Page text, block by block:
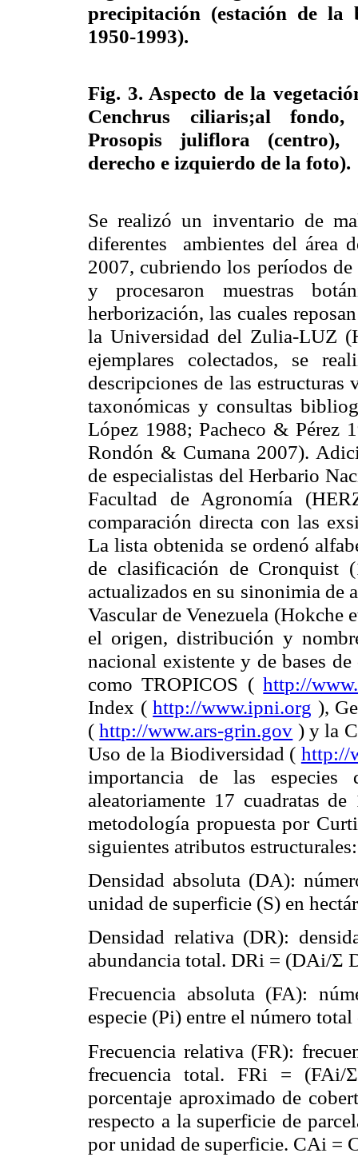
precipitación (estación de la
1950-1993).
Fig. 3. Aspecto de la
Cenchrus ciliaris;al fondo,
Prosopis juliflora (centro),
derecho e izquierdo de la foto).
Se realizó un inventario de
diferentes ambientes del área
2007, cubriendo los períodos
y procesaron muestras
herborización, las cuales
la Universidad del Zulia-LUZ
ejemplares colectados, se
descripciones de las estructuras
taxonómicas y consultas
López 1988; Pacheco & Pérez
Rondón & Cumana 2007).
de especialistas del Herbario
Facultad de Agronomía
comparación directa con las
La lista obtenida se ordenó
de clasificación de Cronquist
actualizados en su sinonimia de
Vascularde Venezuela (Hokche
el origen, distribución y
nacional existente y de bases
como TROPICOS (http://
Index (http://www.ipni.org ),
(http://www.ars-grin.gov ) yla
Uso dela Biodiversidad ( http://
importancia de las especies
aleatoriamente 17 cuadratas
metodología propuesta por
siguientes atributos estructurales:
Densidad absoluta (DA):
unidad de superficie (S) en
Densidad relativa (DR):
abundancia total. DRi = (DAi/Σ
Frecuencia absoluta (FA):
especie (Pi) entre el número
Frecuencia relativa (FR):
frecuencia total. FRi = (FAi/
porcentaje aproximado de
respecto a la superficie de
por unidad de superficie. CAi =